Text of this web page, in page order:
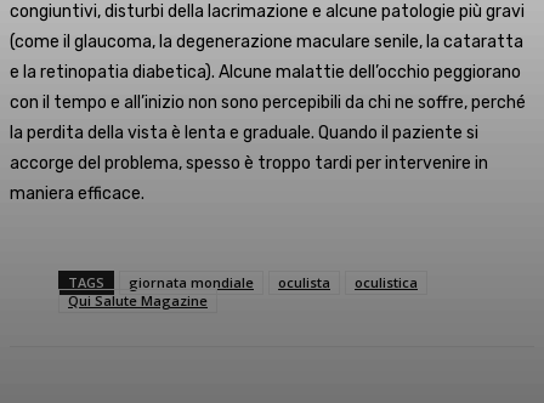
congiuntivi, disturbi della lacrimazione e alcune patologie più gravi
(come il glaucoma, la degenerazione maculare senile, la cataratta
e la retinopatia diabetica). Alcune malattie dell’occhio peggiorano
con il tempo e all’inizio non sono percepibili da chi ne soffre, perché
la perdita della vista è lenta e graduale. Quando il paziente si
accorge del problema, spesso è troppo tardi per intervenire in
maniera efficace.
TAGS giornata mondiale oculista
oculistica
Qui Salute Magazine